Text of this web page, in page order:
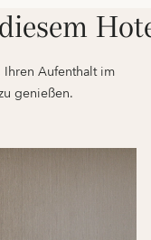
Aufenthalt im
genießen.